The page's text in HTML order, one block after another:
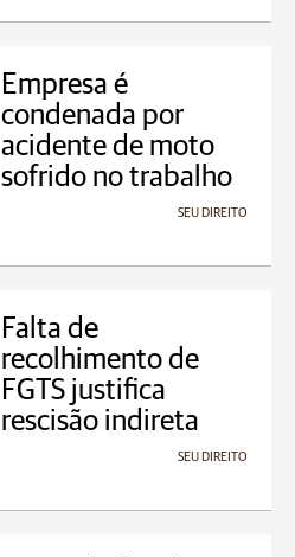
Empresa é
condenada por
acidente de moto
sofrido no trabalho
SEU DIREITO
Falta de
recolhimento de
FGTS justifica
rescisão indireta
SEU DIREITO